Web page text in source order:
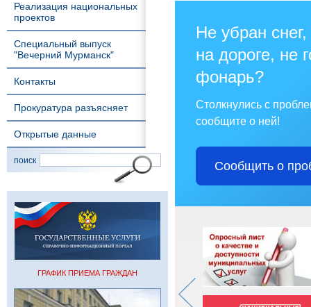
Реализация национальных
проектов
Специальный выпуск
"Вечерний Мурманск"
Контакты
Прокуратура разъясняет
Открытые данные
поиск
ГРАФИК ПРИЕМА ГРАЖДАН
Не убран
на дороге, не
фонарь?
Столкнулись с
сообщите о ней!
Сообщить о